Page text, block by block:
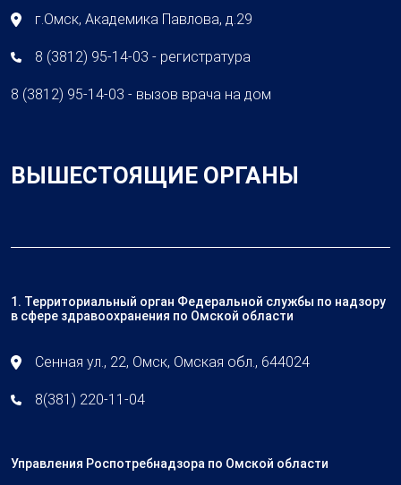
г.Омск, Академика Павлова, д.29
8 (3812) 95-14-03 - регистратура
8 (3812) 95-14-03 - вызов врача на дом
ВЫШЕСТОЯЩИЕ ОРГАНЫ
1. Территориальный орган Федеральной службы по надзору
в сфере здравоохранения по Омской области
Сенная ул., 22, Омск, Омская обл., 644024
8(381) 220-11-04
Управления Роспотребнадзора по Омской области